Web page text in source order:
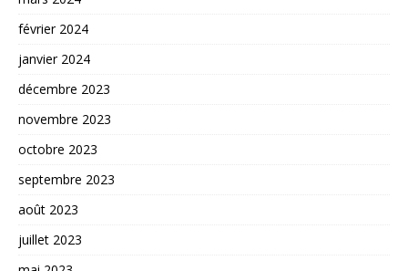
février 2024
janvier 2024
décembre 2023
novembre 2023
octobre 2023
septembre 2023
août 2023
juillet 2023